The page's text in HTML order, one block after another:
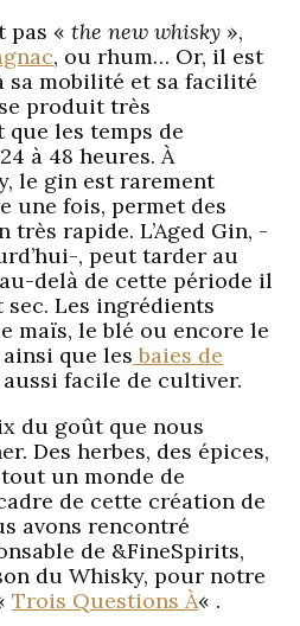
pas «the new whisky »,
, ou rhum… Or, il est
sa mobilité et sa facilité
produit très
que les temps de
à 48 heures. À
le gin est rarement
une fois, permet des
rapide. L’Aged Gin, -
, peut tarder au
delà de cette période il
Les ingrédients
maïs, le blé ou encore le
que les baies de
facile de cultiver.
du goût que nous
Des herbes, des épices,
un monde de
de cette création de
avons rencontré
de &FineSpirits,
du Whisky, pour notre
Trois Questions À« .